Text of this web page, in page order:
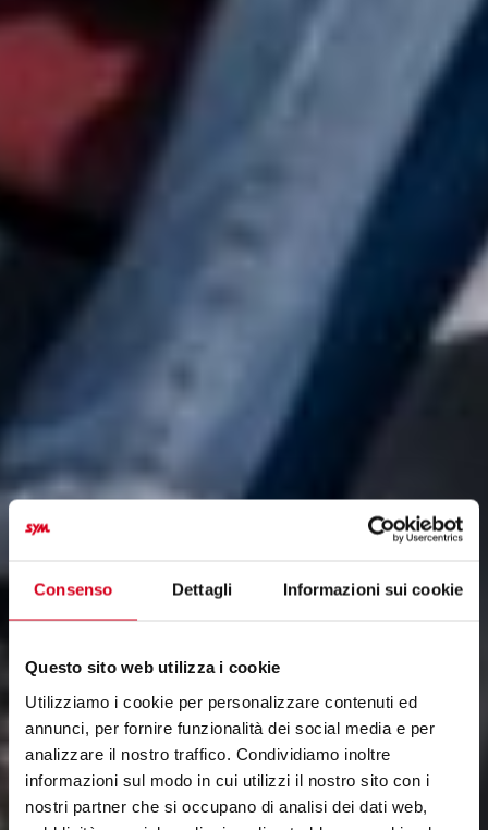
Consenso Dettagli Informazioni sui cookie
Questo sito web utilizza i cookie
Utilizziamo i cookie per personalizzare contenuti ed
annunci, per fornire funzionalità dei social media e per
analizzare il nostro traffico. Condividiamo inoltre
informazioni sul modo in cui utilizzi il nostro sito con i
nostri partner che si occupano di analisi dei dati web,